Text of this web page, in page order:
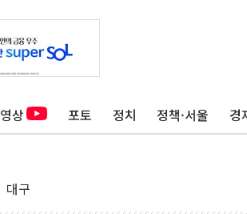
영상 포토 정치 정책·서울 경
대구